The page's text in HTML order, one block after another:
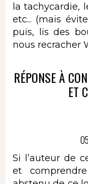
la tachycardie,
etc... (mais
puis, lis des
nous recracher
RÉPONSE À
ET
Si l’auteur de
et